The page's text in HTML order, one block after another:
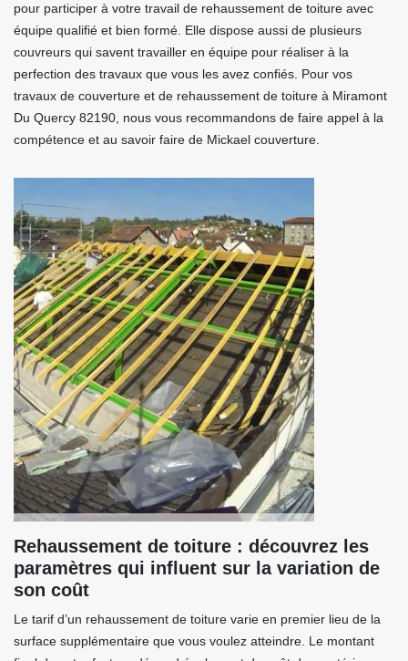
pour participer à votre travail de rehaussement de toiture avec
équipe qualifié et bien formé. Elle dispose aussi de plusieurs
couvreurs qui savent travailler en équipe pour réaliser à la
perfection des travaux que vous les avez confiés. Pour vos
travaux de couverture et de rehaussement de toiture à Miramont
Du Quercy 82190, nous vous recommandons de faire appel à la
compétence et au savoir faire de Mickael couverture.
Rehaussement de toiture : découvrez les
paramètres qui influent sur la variation de
son coût
Le tarif d’un rehaussement de toiture varie en premier lieu de la
surface supplémentaire que vous voulez atteindre. Le montant